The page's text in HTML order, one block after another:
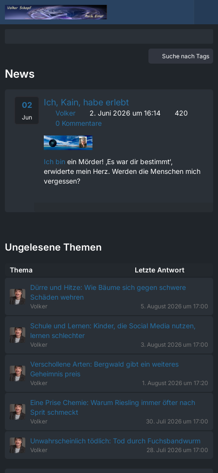
Suche nach Tags
News
02
Jun
Ich, Kain, habe erlebt
Volker 2. Juni 2026 um 16:14
420
0 Kommentare
Ich bin ein Mörder! ‚Es war dir bestimmt‘,
erwiderte mein Herz. Werden die Menschen mich
vergessen?
Ungelesene Themen
Thema Letzte Antwort
Dürre und Hitze: Wie Bäume sich gegen schwere
Schäden wehren
Volker 5. August 2026 um 17:00
Schule und Lernen: Kinder, die Social Media nutzen,
lernen schlechter
Volker 3. August 2026 um 17:00
Verschollene Arten: Bergwald gibt ein weiteres
Geheimnis preis
Volker 1. August 2026 um 17:20
Eine Prise Chemie: Warum Riesling immer öfter nach
Sprit schmeckt
Volker 30. Juli 2026 um 17:00
Unwahrscheinlich tödlich: Tod durch Fuchsbandwurm
Volker 28. Juli 2026 um 17:00